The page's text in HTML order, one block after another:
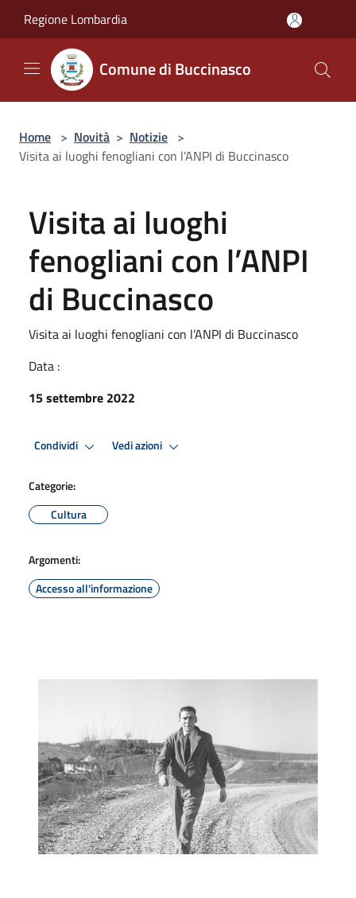
Regione Lombardia
Comune di Buccinasco
Home > Novità > Notizie >
Visita ai luoghi fenogliani con l’ANPI di Buccinasco
Visita ai luoghi
fenogliani con l’ANPI
di Buccinasco
Visita ai luoghi fenogliani con l’ANPI di Buccinasco
Data :
15 settembre 2022
Condividi Vedi azioni
Categorie:
Cultura
Argomenti:
Accesso all'informazione